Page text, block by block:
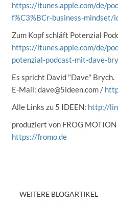
https://itunes.apple.com/de/
f%C3%BCr-business-
Zum Kopf schläft Potenzial
https://itunes.apple.com/de/
potenzial-podcast-mit-dave-
Es spricht David "Dave" Brych.
E-Mail: dave@5ideen.com /
Alle Links zu 5 IDEEN: http://
produziert von FROG
https://fromo.de
WEITERE BLOGARTIKEL